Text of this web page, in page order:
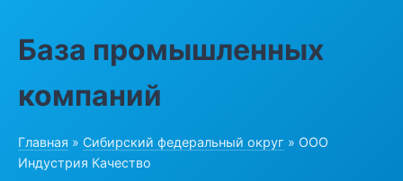
База промышленных
компаний
Главная » Сибирский федеральный округ » ООО
Индустрия Качество